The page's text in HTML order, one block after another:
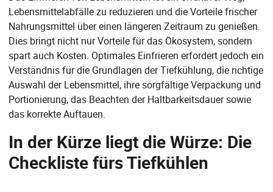
Lebensmittelabfälle zu reduzieren und die Vorteile frischer
Nahrungsmittel über einen längeren Zeitraum zu genießen.
Dies bringt nicht nur Vorteile für das Ökosystem, sondern
spart auch Kosten. Optimales Einfrieren erfordert jedoch ein
Verständnis für die Grundlagen der Tiefkühlung, die richtige
Auswahl der Lebensmittel, ihre sorgfältige Verpackung und
Portionierung, das Beachten der Haltbarkeitsdauer sowie
das korrekte Auftauen.
In der Kürze liegt die Würze: Die
Checkliste fürs Tiefkühlen